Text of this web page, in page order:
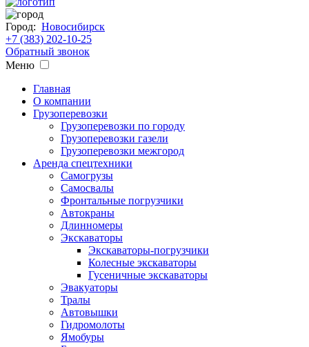
Город: Новосибирск
+7 (383) 202-10-25
Обратный звонок
Меню
Главная
О компании
Грузоперевозки
Грузоперевозки по городу
Грузоперевозки газели
Грузоперевозки межгород
Аренда спецтехники
Самогрузы
Самосвалы
Фронтальные погрузчики
Автокраны
Длинномеры
Экскаваторы
Экскаваторы-погрузчики
Колесные экскаваторы
Гусеничные экскаваторы
Эвакуаторы
Тралы
Автовышки
Гидромолоты
Ямобуры